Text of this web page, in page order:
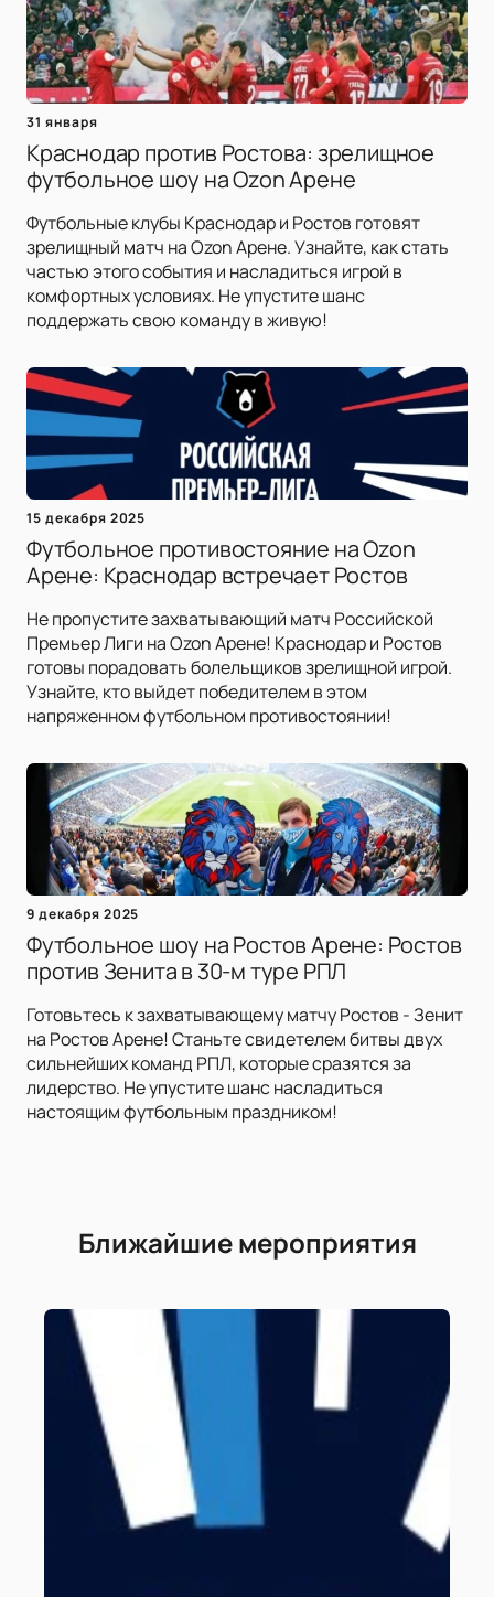
31 января
Краснодар против Ростова: зрелищное
футбольное шоу на Ozon Арене
Футбольные клубы Краснодар и Ростов готовят
зрелищный матч на Ozon Арене. Узнайте, как стать
частью этого события и насладиться игрой в
комфортных условиях. Не упустите шанс
поддержать свою команду в живую!
15 декабря 2025
Футбольное противостояние на Ozon
Арене: Краснодар встречает Ростов
Не пропустите захватывающий матч Российской
Премьер Лиги на Ozon Арене! Краснодар и Ростов
готовы порадовать болельщиков зрелищной игрой.
Узнайте, кто выйдет победителем в этом
напряженном футбольном противостоянии!
9 декабря 2025
Футбольное шоу на Ростов Арене: Ростов
против Зенита в 30-м туре РПЛ
Готовьтесь к захватывающему матчу Ростов - Зенит
на Ростов Арене! Станьте свидетелем битвы двух
сильнейших команд РПЛ, которые сразятся за
лидерство. Не упустите шанс насладиться
настоящим футбольным праздником!
Ближайшие мероприятия